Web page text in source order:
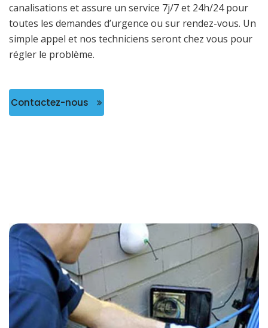
canalisations et assure un service 7j/7 et 24h/24 pour
toutes les demandes d’urgence ou sur rendez-vous. Un
simple appel et nos techniciens seront chez vous pour
régler le problème.
Contactez-nous